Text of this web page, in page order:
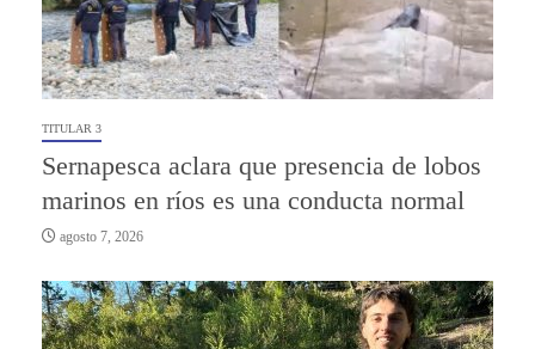
TITULAR 3
Sernapesca aclara que presencia de lobos
marinos en ríos es una conducta normal
agosto 7, 2026